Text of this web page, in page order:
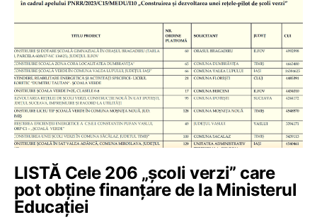
LISTĂ Cele 206 „școli verzi” care
pot obține finanțare de la Ministerul
Educației